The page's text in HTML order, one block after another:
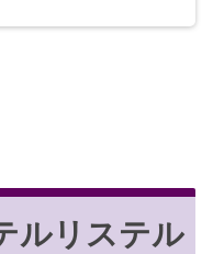
ルリステル